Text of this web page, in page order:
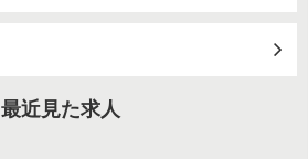
最近見た求人